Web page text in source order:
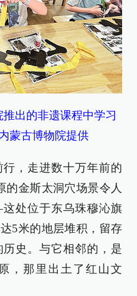
出的非遗课程中学习
蒙古博物院提供
，走进数十万年前的
的金斯太洞穴场景令人
处位于东乌珠穆沁旗
5米的地层堆积，留存
史。与它相邻的，是
，那里出土了红山文